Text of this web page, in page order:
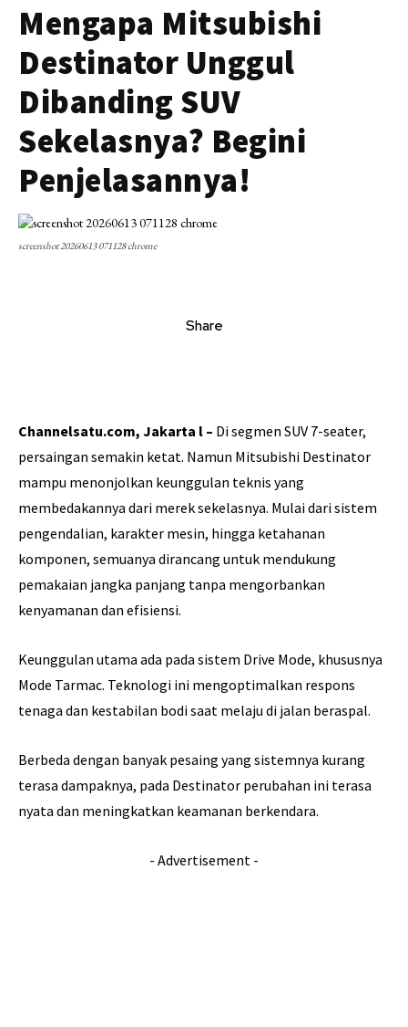
Mengapa Mitsubishi
Destinator Unggul
Dibanding SUV
Sekelasnya? Begini
Penjelasannya!
screenshot 20260613 071128 chrome
Share
Channelsatu.com, Jakarta l – Di segmen SUV 7-seater,
persaingan semakin ketat. Namun Mitsubishi Destinator
mampu menonjolkan keunggulan teknis yang
membedakannya dari merek sekelasnya. Mulai dari sistem
pengendalian, karakter mesin, hingga ketahanan
komponen, semuanya dirancang untuk mendukung
pemakaian jangka panjang tanpa mengorbankan
kenyamanan dan efisiensi.
Keunggulan utama ada pada sistem Drive Mode, khususnya
Mode Tarmac. Teknologi ini mengoptimalkan respons
tenaga dan kestabilan bodi saat melaju di jalan beraspal.
Berbeda dengan banyak pesaing yang sistemnya kurang
terasa dampaknya, pada Destinator perubahan ini terasa
nyata dan meningkatkan keamanan berkendara.
- Advertisement -